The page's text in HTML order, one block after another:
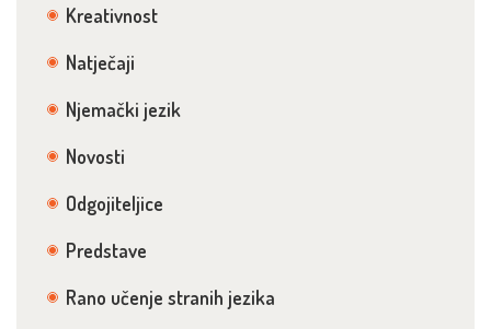
Kreativnost
Natječaji
Njemački jezik
Novosti
Odgojiteljice
Predstave
Rano učenje stranih jezika